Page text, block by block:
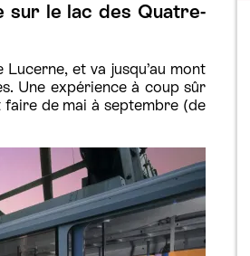
sur le lac des Quatre-
Lucerne, et va jusqu’au mont
Une expérience à coup sûr
faire de mai à septembre (de